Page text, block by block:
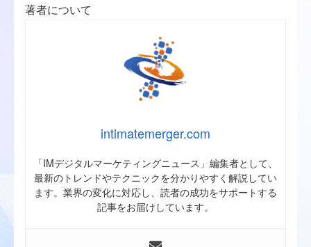
著者について
intimatemerger.com
「IMデジタルマーケティングニュース」編集者として、
最新のトレンドやテクニックを分かりやすく解説してい
ます。業界の変化に対応し、読者の成功をサポートする
記事をお届けしています。